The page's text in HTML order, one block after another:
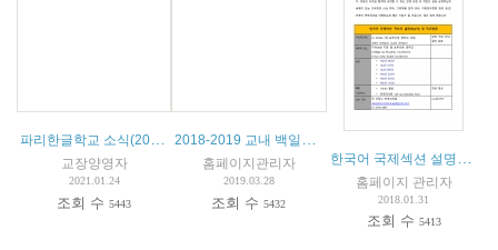
파리한글학교 소식(2021.01.22)
교장양영자
2021.01.24
조회 수5443
2018-2019 교내 백일장 수상자 명단
홈페이지관리자
2019.03.28
조회 수5432
홈페이지 관리자
2018.01.31
조회 수 5413